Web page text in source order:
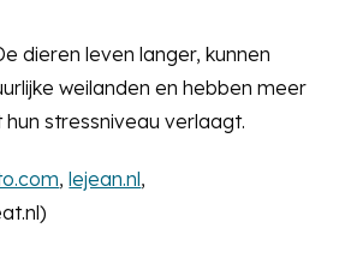
dieren leven langer, kunnen
weilanden en hebben meer
stressniveau verlaagt.
,lejean.nl,